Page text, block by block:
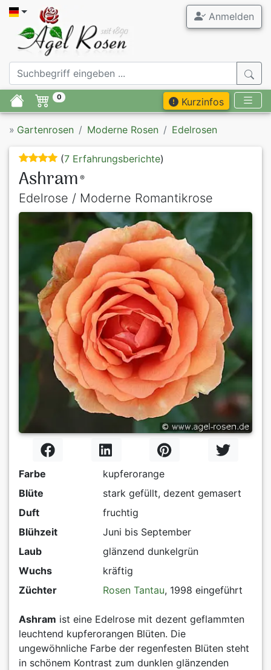
Anmelden
0 Kurzinfos
» Gartenrosen Moderne Rosen Edelrosen
(7 Erfahrungsberichte)
Ashram ®
Edelrose / Moderne Romantikrose
Farbe
kupferorange
Blüte
stark gefüllt, dezent gemasert
Duft
fruchtig
Blühzeit
Juni bis September
Laub
glänzend dunkelgrün
Wuchs
kräftig
Züchter
Rosen Tantau, 1998 eingeführt
Ashram ist eine Edelrose mit dezent geflammten
leuchtend kupferorangen Blüten. Die
ungewöhnliche Farbe der regenfesten Blüten steht
in schönem Kontrast zum dunklen glänzenden